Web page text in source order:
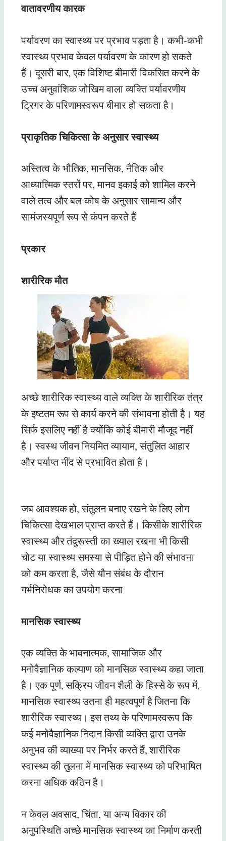
वातावरणीय कारक
पर्यावरण का स्वास्थ्य पर प्रभाव पड़ता है। कभी-कभी
स्वास्थ्य प्रभाव केवल पर्यावरण के कारण हो सकते
हैं। दूसरी बार, एक विशिष्ट बीमारी विकसित करने के
उच्च अनुवांशिक जोखिम वाला व्यक्ति पर्यावरणीय
ट्रिगर के परिणामस्वरूप बीमार हो सकता है।
प्राकृतिक चिकित्सा के अनुसार स्वास्थ्य
अस्तित्व के भौतिक, मानसिक, नैतिक और
आध्यात्मिक स्तरों पर, मानव इकाई को शामिल करने
वाले तत्व और बल कोष के अनुसार सामान्य और
सामंजस्यपूर्ण रूप से कंपन करते हैं
प्रकार
शारीरिक मौत
अच्छे शारीरिक स्वास्थ्य वाले व्यक्ति के शारीरिक तंत्र
के इष्टतम रूप से कार्य करने की संभावना होती है। यह
सिर्फ इसलिए नहीं है क्योंकि कोई बीमारी मौजूद नहीं
है। स्वस्थ जीवन नियमित व्यायाम, संतुलित आहार
और पर्याप्त नींद से प्रभावित होता है।
जब आवश्यक हो, संतुलन बनाए रखने के लिए लोग
चिकित्सा देखभाल प्राप्त करते हैं। किसीके शारीरिक
स्वास्थ्य और तंदुरूस्ती का ख्याल रखना भी किसी
चोट या स्वास्थ्य समस्या से पीड़ित होने की संभावना
को कम करता है, जैसे यौन संबंध के दौरान
गर्भनिरोधक का उपयोग करना
मानसिक स्वास्थ्य
एक व्यक्ति के भावनात्मक, सामाजिक और
मनोवैज्ञानिक कल्याण को मानसिक स्वास्थ्य कहा जाता
है। एक पूर्ण, सक्रिय जीवन शैली के हिस्से के रूप में,
मानसिक स्वास्थ्य उतना ही महत्वपूर्ण है जितना कि
शारीरिक स्वास्थ्य। इस तथ्य के परिणामस्वरूप कि
कई मनोवैज्ञानिक निदान किसी व्यक्ति द्वारा उनके
अनुभव की व्याख्या पर निर्भर करते हैं, शारीरिक
स्वास्थ्य की तुलना में मानसिक स्वास्थ्य को परिभाषित
करना अधिक कठिन है।
न केवल अवसाद, चिंता, या अन्य विकार की
अनुपस्थिति अच्छे मानसिक स्वास्थ्य का निर्माण करती